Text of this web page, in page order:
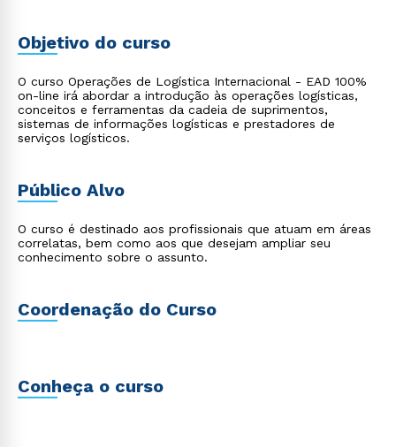
Objetivo do curso
O curso Operações de Logística Internacional - EAD 100%
on-line irá abordar a introdução às operações logísticas,
conceitos e ferramentas da cadeia de suprimentos,
sistemas de informações logísticas e prestadores de
serviços logísticos.
Público Alvo
O curso é destinado aos profissionais que atuam em áreas
correlatas, bem como aos que desejam ampliar seu
conhecimento sobre o assunto.
Coordenação do Curso
Conheça o curso